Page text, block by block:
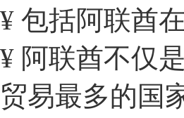
¥ 包括阿联酋
¥ 阿联酋不仅
贸易最多的国